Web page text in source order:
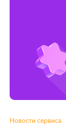
Новости сервиса